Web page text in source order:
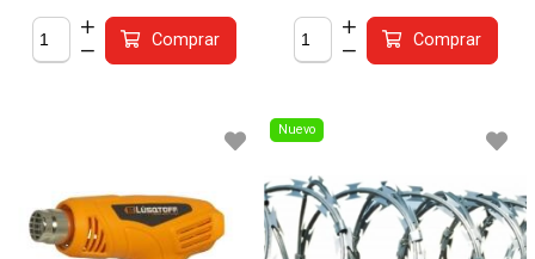
Comprar Comprar
Nuevo